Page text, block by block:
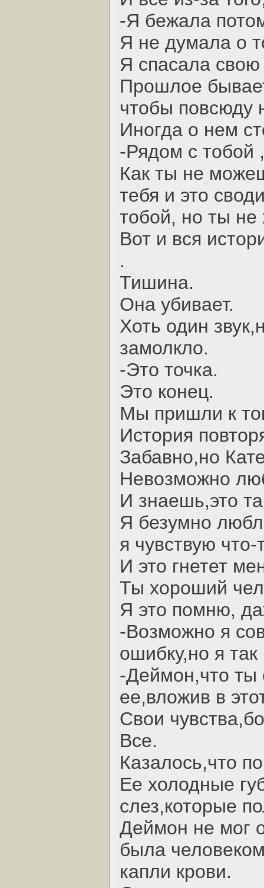
-Я бежала
Я не думала о
Я спасала
Прошлое
чтобы повсюду
Иногда о нем
-Рядом с тобой
Как ты не
тебя и это
тобой, но ты не
Вот и вся
.
Тишина.
Она убивает.
Хоть один
замолкло.
-Это точка.
Это конец.
Мы пришли к
История
Забавно,но
Невозможно
И знаешь,это
Я безумно
я чувствую
И это гнетет
Ты хороший
Я это помню,
-Возможно я
ошибку,но я
-Деймон,что ты
ее,вложив в
Свои
Все.
Казалось,что
Ее холодные
слез,которые
Деймон не мог
была
капли крови.